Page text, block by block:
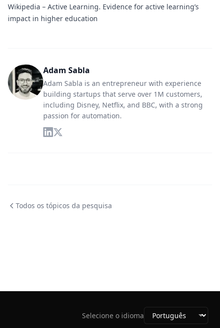
Wikipedia – Active Learning. Evidence for active learning’s
impact in higher education
Adam Sabla
Adam Sabla is an entrepreneur with experience
building startups that serve over 1M customers,
including Disney, Netflix, and BBC, with a strong
passion for automation.
Todos os tópicos da pesquisa
Selecione o idioma